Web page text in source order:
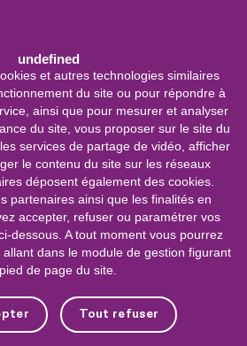
undefined
et autres technologies similaires
du site ou pour répondre à
ainsi que pour mesurer et analyser
du site, vous proposer sur le site du
services de partage de vidéo, afficher
le contenu du site sur les réseaux
déposent également des cookies.
partenaires ainsi que les finalités en
accepter, refuser ou paramétrer vos
dessous. A tout moment vous pourrez
dans le module de gestion figurant
de page du site.
Tout refuser
Service &
appel gratuits
LSF